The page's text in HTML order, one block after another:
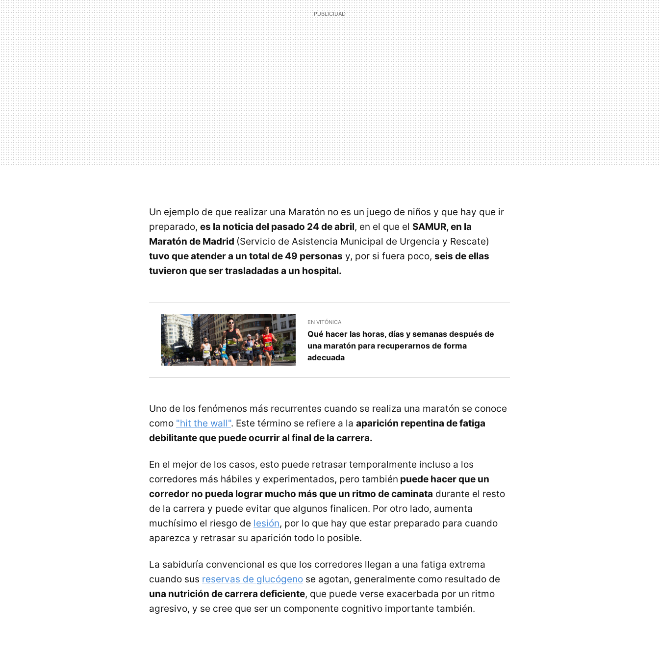
Un ejemplo de que realizar una Maratón no es un juego de niños y que hay que ir
preparado, es la noticia del pasado 24 de abril, en el que el SAMUR, en la
Maratón de Madrid (Servicio de Asistencia Municipal de Urgencia y Rescate)
tuvo que atender a un total de 49 personas y, por si fuera poco, seis de ellas
tuvieron que ser trasladadas a un hospital.
EN VITÓNICA
Qué hacer las horas, días y semanas después de
una maratón para recuperarnos de forma
adecuada
Uno de los fenómenos más recurrentes cuando se realiza una maratón se conoce
como "hit the wall". Este término se refiere a la aparición repentina de fatiga
debilitante que puede ocurrir al final de la carrera.
En el mejor de los casos, esto puede retrasar temporalmente incluso a los
corredores más hábiles y experimentados, pero también puede hacer que un
corredor no pueda lograr mucho más que un ritmo de caminata durante el resto
de la carrera y puede evitar que algunos finalicen. Por otro lado, aumenta
muchísimo el riesgo de lesión, por lo que hay que estar preparado para cuando
aparezca y retrasar su aparición todo lo posible.
La sabiduría convencional es que los corredores llegan a una fatiga extrema
cuando sus reservas de glucógeno se agotan, generalmente como resultado de
una nutrición de carrera deficiente, que puede verse exacerbada por un ritmo
agresivo, y se cree que ser un componente cognitivo importante también.